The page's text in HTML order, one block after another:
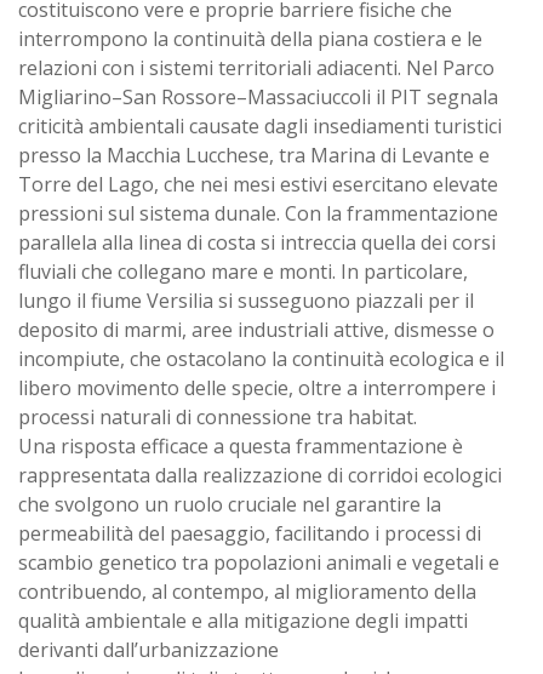
costituiscono vere e proprie barriere fisiche che
interrompono la continuità della piana costiera e le
relazioni con i sistemi territoriali adiacenti. Nel Parco
Migliarino–San Rossore–Massaciuccoli il PIT segnala
criticità ambientali causate dagli insediamenti turistici
presso la Macchia Lucchese, tra Marina di Levante e
Torre del Lago, che nei mesi estivi esercitano elevate
pressioni sul sistema dunale. Con la frammentazione
parallela alla linea di costa si intreccia quella dei corsi
fluviali che collegano mare e monti. In particolare,
lungo il fiume Versilia si susseguono piazzali per il
deposito di marmi, aree industriali attive, dismesse o
incompiute, che ostacolano la continuità ecologica e il
libero movimento delle specie, oltre a interrompere i
processi naturali di connessione tra habitat.
Una risposta efficace a questa frammentazione è
rappresentata dalla realizzazione di corridoi ecologici
che svolgono un ruolo cruciale nel garantire la
permeabilità del paesaggio, facilitando i processi di
scambio genetico tra popolazioni animali e vegetali e
contribuendo, al contempo, al miglioramento della
qualità ambientale e alla mitigazione degli impatti
derivanti dall’urbanizzazione